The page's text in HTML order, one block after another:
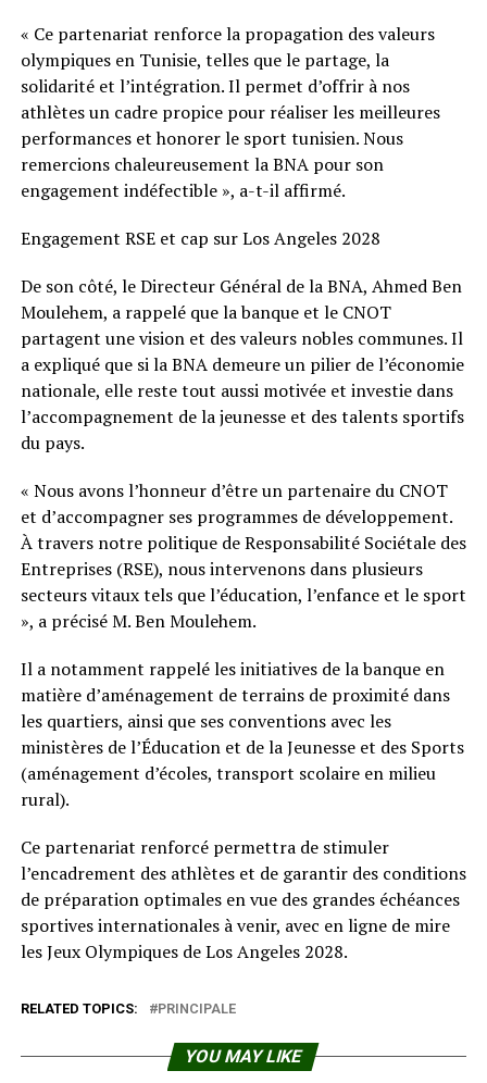
« Ce partenariat renforce la propagation des valeurs
olympiques en Tunisie, telles que le partage, la
solidarité et l’intégration. Il permet d’offrir à nos
athlètes un cadre propice pour réaliser les meilleures
performances et honorer le sport tunisien. Nous
remercions chaleureusement la BNA pour son
engagement indéfectible », a-t-il affirmé.
Engagement RSE et cap sur Los Angeles 2028
De son côté, le Directeur Général de la BNA, Ahmed Ben
Moulehem, a rappelé que la banque et le CNOT
partagent une vision et des valeurs nobles communes. Il
a expliqué que si la BNA demeure un pilier de l’économie
nationale, elle reste tout aussi motivée et investie dans
l’accompagnement de la jeunesse et des talents sportifs
du pays.
« Nous avons l’honneur d’être un partenaire du CNOT
et d’accompagner ses programmes de développement.
À travers notre politique de Responsabilité Sociétale des
Entreprises (RSE), nous intervenons dans plusieurs
secteurs vitaux tels que l’éducation, l’enfance et le sport
», a précisé M. Ben Moulehem.
Il a notamment rappelé les initiatives de la banque en
matière d’aménagement de terrains de proximité dans
les quartiers, ainsi que ses conventions avec les
ministères de l’Éducation et de la Jeunesse et des Sports
(aménagement d’écoles, transport scolaire en milieu
rural).
Ce partenariat renforcé permettra de stimuler
l’encadrement des athlètes et de garantir des conditions
de préparation optimales en vue des grandes échéances
sportives internationales à venir, avec en ligne de mire
les Jeux Olympiques de Los Angeles 2028.
RELATED TOPICS: PRINCIPALE
YOU MAY LIKE